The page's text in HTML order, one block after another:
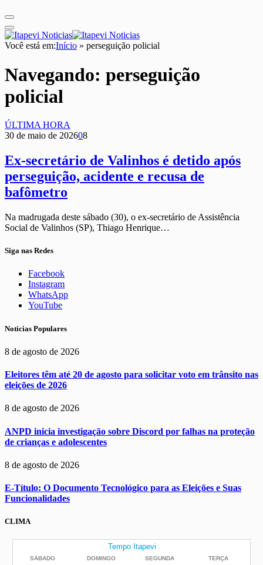
Você está em:Início » perseguição policial
Navegando: perseguição
policial
ÚLTIMA HORA
30 de maio de 202608
Ex-secretário de Valinhos é detido após
perseguição, acidente e recusa de
bafômetro
Na madrugada deste sábado (30), o ex-secretário de Assistência
Social de Valinhos (SP), Thiago Henrique…
Siga nas Redes
Facebook
Instagram
WhatsApp
YouTube
Noticias Populares
8 de agosto de 2026
Eleitores têm até 20 de agosto para solicitar voto em trânsito nas
eleições de 2026
8 de agosto de 2026
ANPD inicia investigação sobre Discord por falhas na proteção
de crianças e adolescentes
8 de agosto de 2026
E-Título: O Documento Tecnológico para as Eleições e Suas
Funcionalidades
CLIMA